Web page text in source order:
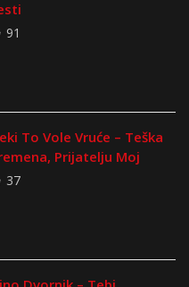
91
To Vole Vruće – Teška
Prijatelju Moj
37